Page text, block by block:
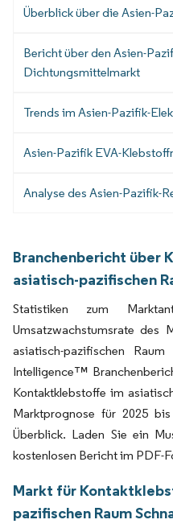
Überblick über die Asien-
Bericht über den Asien-
Dichtungsmittelmarkt
Trends im Asien-Pazifik-
Asien-Pazifik EVA-
Analyse des Asien-Pazifik-
Branchenbericht über
asiatisch-pazifischen
Statistiken zum
Umsatzwachstumsrate des
asiatisch-pazifischen
Intelligence™
Kontaktklebstoffe im
Marktprognose für 2025
Überblick. Laden Sie ein
kostenlosen Bericht im PDF-
Markt für
pazifischen Raum